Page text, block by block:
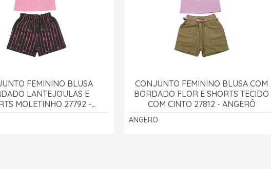
FEMININO BLUSA
LANTEJOULAS E
MOLETINHO 27792 -
ANGERÔ
CONJUNTO FEMININO BLUSA COM
BORDADO FLOR E SHORTS TECIDO
COM CINTO 27812 - ANGERÔ
ANGERO